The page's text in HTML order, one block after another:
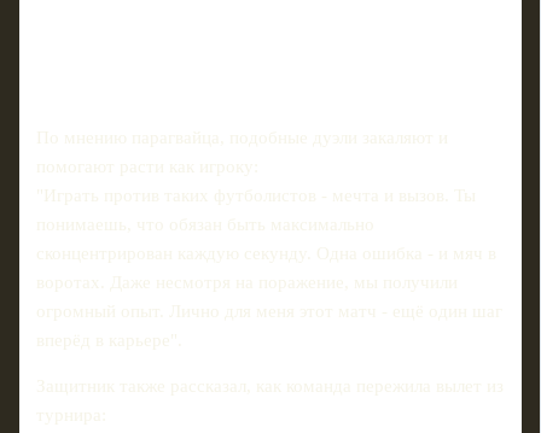
По мнению парагвайца, подобные дуэли закаляют и
помогают расти как игроку:
"Играть против таких футболистов - мечта и вызов. Ты
понимаешь, что обязан быть максимально
сконцентрирован каждую секунду. Одна ошибка - и мяч в
воротах. Даже несмотря на поражение, мы получили
огромный опыт. Лично для меня этот матч - ещё один шаг
вперёд в карьере".
Защитник также рассказал, как команда пережила вылет из
турнира: